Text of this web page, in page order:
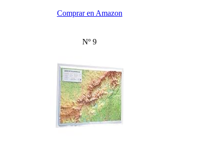
Comprar en Amazon
Nº 9